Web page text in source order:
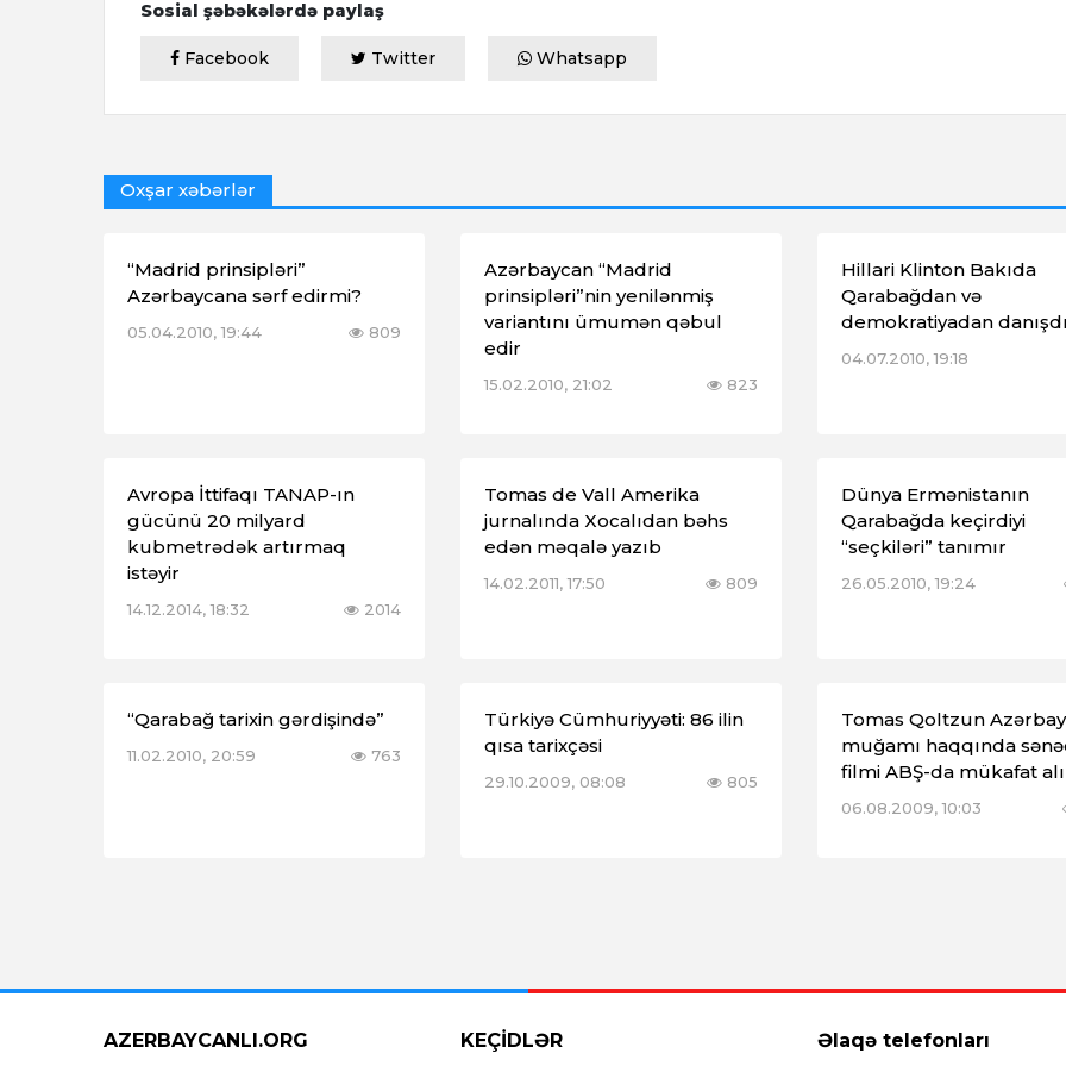
Sosial şəbəkələrdə paylaş
Facebook Twitter Whatsapp
Oxşar xəbərlər
“Madrid prinsipləri”
Azərbaycana sərf edirmi?
05.04.2010, 19:44 809
Azərbaycan “Madrid
prinsipləri”nin yenilənmiş
variantını ümumən qəbul
edir
15.02.2010, 21:02 823
Hillari Klinton Bakıda
Qarabağdan və
demokratiyadan danışdı
04.07.2010, 19:18
Avropa İttifaqı TANAP-ın
gücünü 20 milyard
kubmetrədək artırmaq
istəyir
14.12.2014, 18:32 2014
Tomas de Vall Amerika
jurnalında Xocalıdan bəhs
edən məqalə yazıb
14.02.2011, 17:50 809
Dünya Ermənistanın
Qarabağda keçirdiyi
“seçkiləri” tanımır
26.05.2010, 19:24
“Qarabağ tarixin gərdişində”
11.02.2010, 20:59 763
Türkiyə Cümhuriyyəti: 86 ilin
qısa tarixçəsi
29.10.2009, 08:08 805
Tomas Qoltzun
muğamı haqqında
filmi ABŞ-da mükafat
06.08.2009, 10:03
AZERBAYCANLI.ORG KEÇİDLƏR Əlaqə telefonları